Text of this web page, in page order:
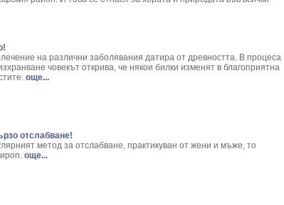
Angustifolia
major L.
Hypericum Perforatum
Macrrorhizium L.
rosea L.
на различни заболявания датира от древността. В процеса
човекът открива, че някои билки изменят в благоприятна
още...
отслабване!
метод за отслабване, практикуван от жени и мъже, то
още...